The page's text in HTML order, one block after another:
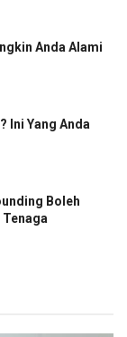
Anda Alami
Ini Yang Anda
Boleh